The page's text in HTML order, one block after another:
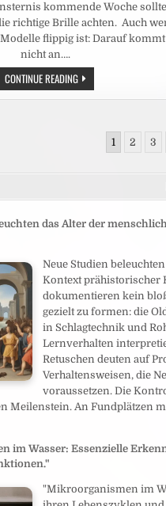
kommende Woche
richtige Brille achten. Auch
flippig ist: Darauf kommt
nicht an….
CONTINUE READINGSONNENFINSTERNIS:
DEUTSCHLAND
SIEHT
1 2 3
das Alter der
Neue Studien
Kontext prähistorischer
dokumentieren kein
gezielt zu formen: die
in Schlagtechnik und
Lernverhalten
Retuschen deuten auf
Verhaltensweisen, die
voraussetzen. Die
Meilenstein. An Fundplätzen
im Wasser: Essenzielle
"Mikroorganismen im